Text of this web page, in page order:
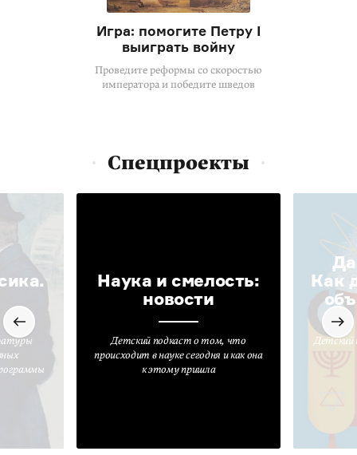
Игра: помогите Петру I
выиграть войну
Проведите реформы со скоростью
императора и победите шведов
Спецпроекты
Наука и смелость:
новости
Детский подкаст о том, что
происходит в науке сегодня и как она
к этому пришла
Да
Как
Детский